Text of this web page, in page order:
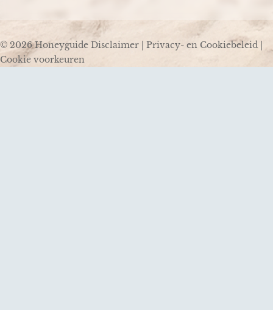
© 2026 Honeyguide Disclaimer Privacy- en Cookiebeleid
Cookie voorkeuren